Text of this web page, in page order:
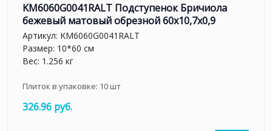
KM6060G0041RALT Подступенок Бричиола
бежевый матовый обрезной 60x10,7x0,9
Артикул: KM6060G0041RALT
Размер: 10*60 см
Вес: 1.256 кг
Плиток в упаковке: 10шт
326.96 руб.